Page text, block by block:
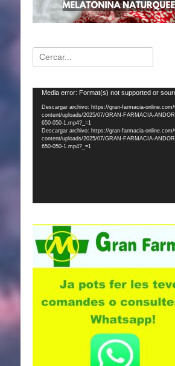
Buscar:
Reproductor
vídeo
Media error: Format(s) not supported or
Descargar archivo: https://gran-farmacia-
content/uploads/2025/07/GRAN-FARMACIA-
650-050-1.mp4?_=1
Descargar archivo: https://gran-farmacia-
content/uploads/2025/07/GRAN-FARMACIA-
650-050-1.mp4?_=1